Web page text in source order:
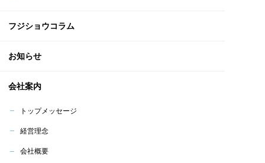
フジショウコラム
お知らせ
会社案内
トップメッセージ
経営理念
会社概要